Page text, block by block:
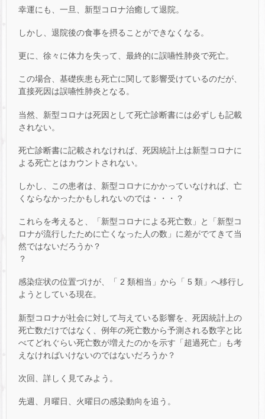
幸運にも、一旦、新型コロナ治癒して退院。
しかし、退院後の食事を摂ることができなくなる。
更に、徐々に体力を失って、最終的に誤嚥性肺炎で死亡。
この場合、基礎疾患も死亡に関して影響受けているのだが、
直接死因は誤嚥性肺炎となる。
当然、新型コロナは死因として死亡診断書には必ずしも記載
されない。
死亡診断書に記載されなければ、死因統計上は新型コロナに
よる死亡とはカウントされない。
しかし、この患者は、新型コロナにかかっていなければ、亡
くならなかったかもしれないのでは・・・？
これらを考えると、「新型コロナによる死亡数」と「新型コ
ロナが流行したために亡くなった人の数」に差がでてきて当
然ではないだろうか？
？
感染症状の位置づけが、「 2 類相当」から「 5 類」へ移行し
ようとしている現在。
新型コロナが社会に対して与えている影響を、死因統計上の
死亡数だけではなく、例年の死亡数から予測される数字と比
べてどれぐらい死亡数が増えたのかを示す「超過死亡」も考
えなければいけないのではないだろうか？
次回、詳しく見てみよう。
先週、月曜日、火曜日の感染動向を追う。